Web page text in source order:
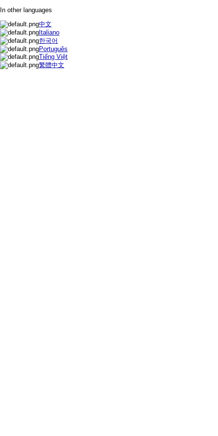
In other languages
中文
Italiano
한국어
Português
Tiếng Việt
繁體中文